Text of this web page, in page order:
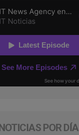
NOTICIAS POR DÍA